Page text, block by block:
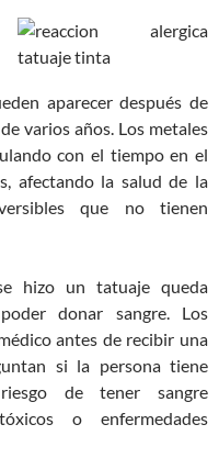
aparecer después de
varios años. Los metales
con el tiempo en el
afectando la salud de la
que no tienen
hizo un tatuaje queda
donar sangre. Los
antes de recibir una
si la persona tiene
de tener sangre
o enfermedades